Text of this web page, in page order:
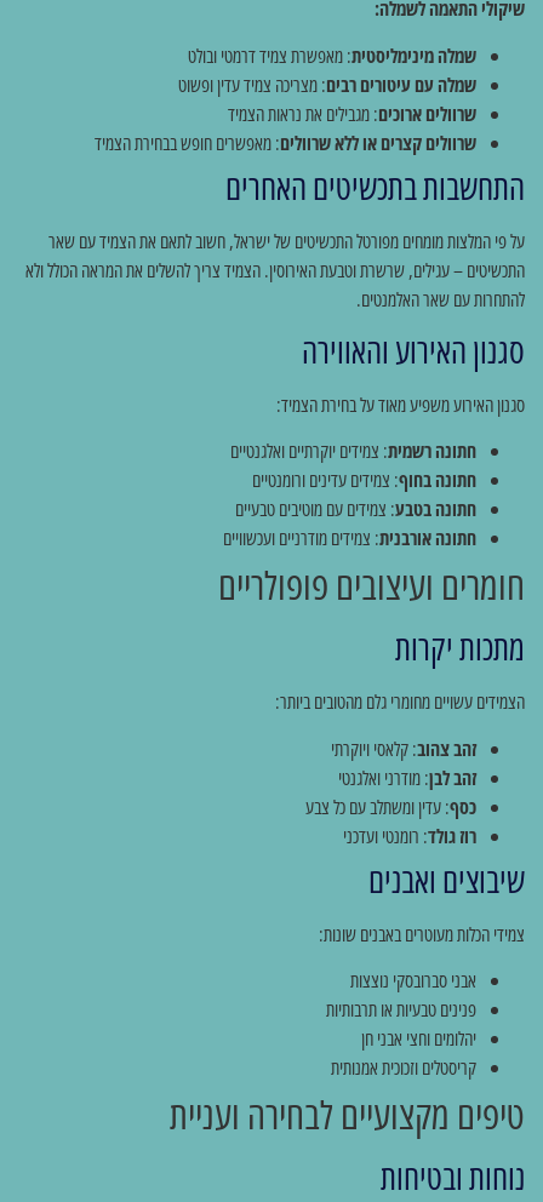
שיקולי התאמה לשמלה:
שמלה מינימליסטית: מאפשרת צמיד דרמטי ובולט
שמלה עם עיטורים רבים: מצריכה צמיד עדין ופשוט
שרוולים ארוכים: מגבילים את נראות הצמיד
שרוולים קצרים או ללא שרוולים: מאפשרים חופש בבחירת הצמיד
התחשבות בתכשיטים האחרים
על פי המלצות מומחים מפורטל התכשיטים של ישראל, חשוב לתאם את הצמיד עם שאר
התכשיטים – עגילים, שרשרת וטבעת האירוסין. הצמיד צריך להשלים את המראה הכולל ולא
להתחרות עם שאר האלמנטים.
סגנון האירוע והאווירה
סגנון האירוע משפיע מאוד על בחירת הצמיד:
חתונה רשמית: צמידים יוקרתיים ואלגנטיים
חתונה בחוף: צמידים עדינים ורומנטיים
חתונה בטבע: צמידים עם מוטיבים טבעיים
חתונה אורבנית: צמידים מודרניים ועכשוויים
חומרים ועיצובים פופולריים
מתכות יקרות
הצמידים עשויים מחומרי גלם מהטובים ביותר:
זהב צהוב: קלאסי ויוקרתי
זהב לבן: מודרני ואלגנטי
כסף: עדין ומשתלב עם כל צבע
רוז גולד: רומנטי ועדכני
שיבוצים ואבנים
צמידי הכלות מעוטרים באבנים שונות:
אבני סברובסקי נוצצות
פנינים טבעיות או תרבותיות
יהלומים וחצי אבני חן
קריסטלים וזכוכית אמנותית
טיפים מקצועיים לבחירה ועניית
נוחות ובטיחות